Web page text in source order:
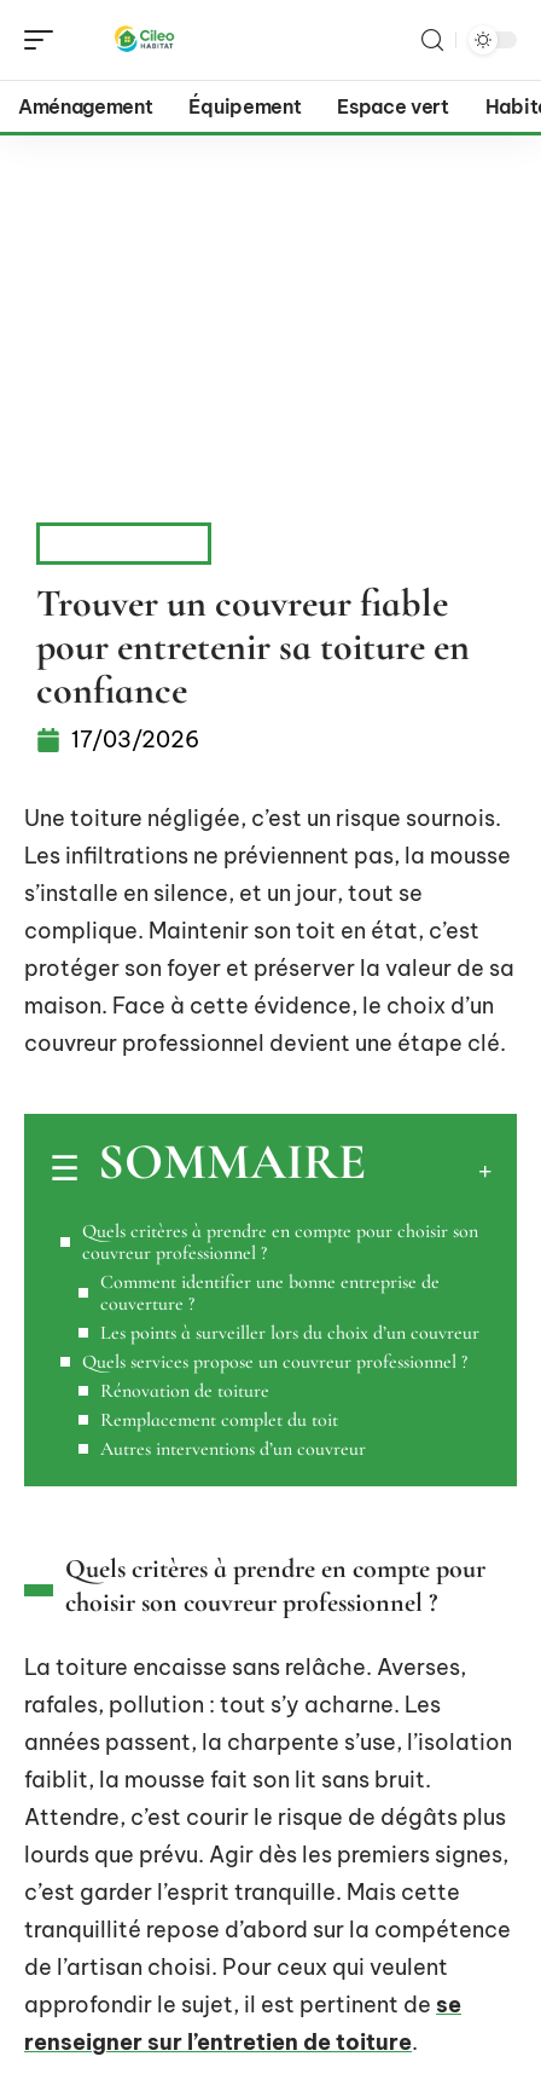
Aménagement Équipement Espace vert
Trouver un couvreur fiable
pour entretenir sa toiture en
confiance
17/03/2026
Une toiture négligée, c’est un risque sournois.
Les infiltrations ne préviennent pas, la mousse
s’installe en silence, et un jour, tout se
complique. Maintenir son toit en état, c’est
protéger son foyer et préserver la valeur de sa
maison. Face à cette évidence, le choix d’un
couvreur professionnel devient une étape clé.
SOMMAIRE
Quels critères à prendre en compte pour choisir son
couvreur professionnel ?
Comment identifier une bonne entreprise de
couverture ?
Les points à surveiller lors du choix d’un couvreur
Quels services propose un couvreur professionnel ?
Rénovation de toiture
Remplacement complet du toit
Autres interventions d’un couvreur
Quels critères à prendre en compte pour
choisir son couvreur professionnel ?
La toiture encaisse sans relâche. Averses,
rafales, pollution : tout s’y acharne. Les
années passent, la charpente s’use, l’isolation
faiblit, la mousse fait son lit sans bruit.
Attendre, c’est courir le risque de dégâts plus
lourds que prévu. Agir dès les premiers signes,
c’est garder l’esprit tranquille. Mais cette
tranquillité repose d’abord sur la compétence
de l’artisan choisi. Pour ceux qui veulent
approfondir le sujet, il est pertinent de se
renseigner sur l’entretien de toiture.